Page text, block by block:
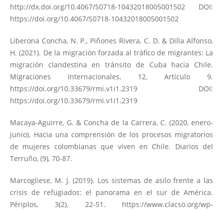
http://dx.doi.org/10.4067/S0718-10432018005001502DOI:
https://doi.org/10.4067/S0718-10432018005001502
Liberona Concha, N. P., Piñones Rivera, C. D. & Dilla Alfonso,
H. (2021). De la migración forzada al tráfico de migrantes: La
migración clandestina en tránsito de Cuba hacia Chile.
Migraciones Internacionales, 12, Artículo 9.
https://doi.org/10.33679/rmi.v1i1.2319DOI:
https://doi.org/10.33679/rmi.v1i1.2319
Macaya-Aguirre, G. & Concha de la Carrera, C. (2020, enero-
junio). Hacia una comprensión de los procesos migratorios
de mujeres colombianas que viven en Chile. Diarios del
Terruño, (9), 70-87.
Marcogliese, M. J. (2019). Los sistemas de asilo frente a las
crisis de refugiados: el panorama en el sur de América.
Périplos, 3(2), 22-51. https://www.clacso.org/wp-